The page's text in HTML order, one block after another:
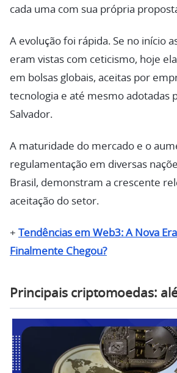
cada uma com sua própria
A evolução foi rápida. Se no início
eram vistas com ceticismo, hoje
em bolsas globais, aceitas por
tecnologia e até mesmo adotadas
Salvador.
A maturidade do mercado e o
regulamentação em diversas
Brasil, demonstram a crescente
aceitação do setor.
+
Tendências em Web3: A Nova
Finalmente Chegou?
Principais criptomoedas: